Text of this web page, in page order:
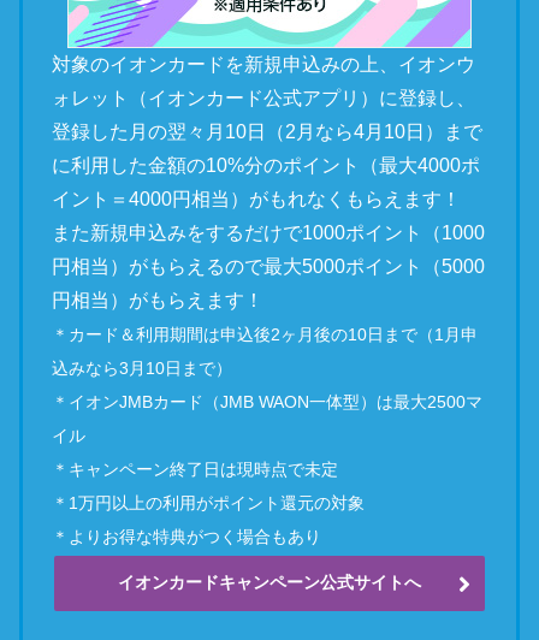
対象のイオンカードを新規申込みの上、イオンウ
ォレット（イオンカード公式アプリ）に登録し、
登録した月の翌々月10日（2月なら4月10日）まで
に利用した金額の10%分のポイント（最大4000ポ
イント＝4000円相当）がもれなくもらえます！
また新規申込みをするだけで1000ポイント（1000
円相当）がもらえるので最大5000ポイント（5000
円相当）がもらえます！
＊カード＆利用期間は申込後2ヶ月後の10日まで（1月申
込みなら3月10日まで）
＊イオンJMBカード（JMB WAON一体型）は最大2500マ
イル
＊キャンペーン終了日は現時点で未定
＊1万円以上の利用がポイント還元の対象
＊よりお得な特典がつく場合もあり
イオンカードキャンペーン公式サイトへ